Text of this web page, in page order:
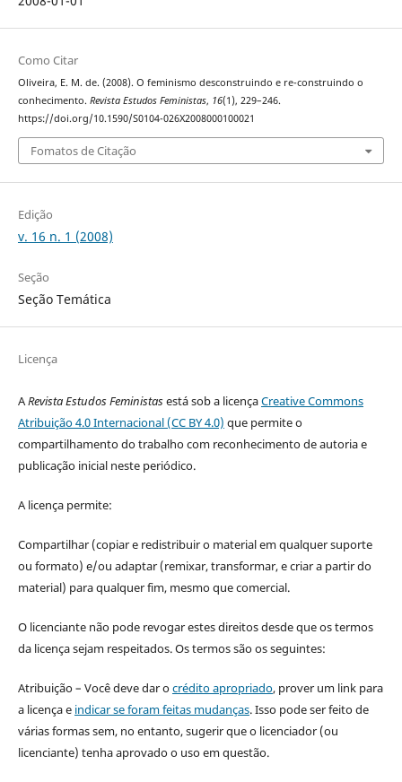
Como Citar
Oliveira, E. M. de. (2008). O feminismo desconstruindo e re-construindo o
conhecimento. Revista Estudos Feministas, 16(1), 229–246.
https://doi.org/10.1590/S0104-026X2008000100021
Fomatos de Citação
Edição
v. 16 n. 1 (2008)
Seção
Seção Temática
Licença
ARevista Estudos Feministasestá sob a licençaCreative Commons
Atribuição 4.0 Internacional (CC BY 4.0) que permite o
compartilhamento do trabalho com reconhecimento de autoria e
publicação inicial neste periódico.
A licença permite:
Compartilhar (copiar e redistribuir o material em qualquer suporte
ou formato) e/ou adaptar (remixar, transformar, e criar a partir do
material) para qualquer fim, mesmo que comercial.
O licenciante não pode revogar estes direitos desde que os termos
da licença sejam respeitados. Os termos são os seguintes:
Atribuição – Você deve dar ocrédito apropriado, prover um link para
a licença e indicar se foram feitas mudanças. Isso pode ser feito de
várias formas sem, no entanto, sugerir que o licenciador (ou
licenciante) tenha aprovado o uso em questão.